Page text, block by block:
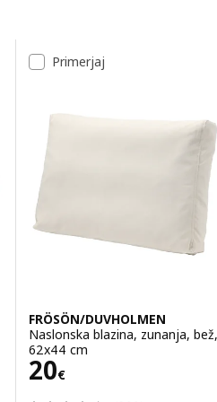
Primerjaj
FRÖSÖN/DUVHOLMEN
Naslonska blazina, zunanja, bež,
62x44 cm
20€
Cena 20€